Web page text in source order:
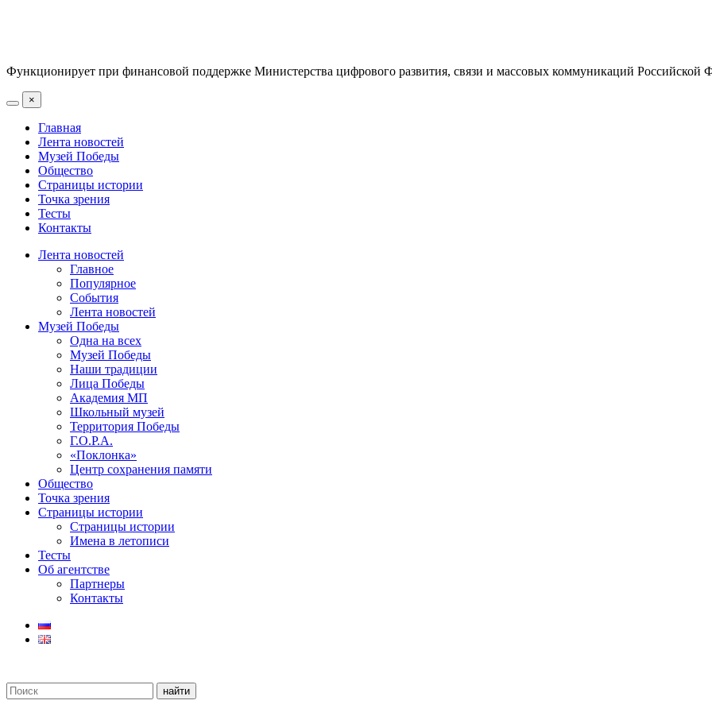
Функционирует при финансовой поддержке Министерства цифрового развития, связи и массовых коммуникаций Российской
×
Главная
Лента новостей
Музей Победы
Общество
Страницы истории
Точка зрения
Тесты
Контакты
Лента новостей
Главное
Популярное
События
Лента новостей
Музей Победы
Одна на всех
Музей Победы
Наши традиции
Лица Победы
Академия МП
Школьный музей
Территория Победы
Г.О.Р.А.
«Поклонка»
Центр сохранения памяти
Общество
Точка зрения
Страницы истории
Страницы истории
Имена в летописи
Тесты
Об агентстве
Партнеры
Контакты